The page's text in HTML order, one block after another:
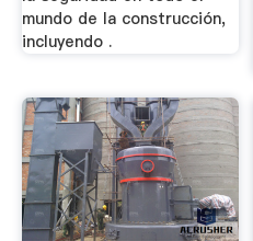
mundo de la construcción,
incluyendo .